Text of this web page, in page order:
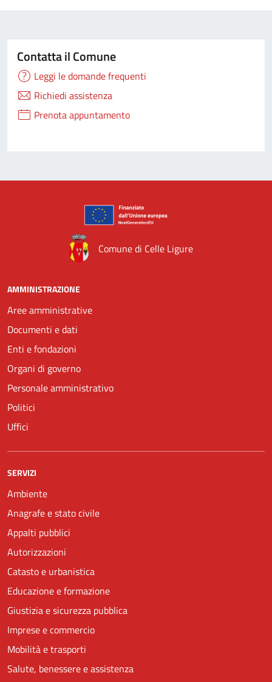
Contatta il Comune
Leggi le domande frequenti
Richiedi assistenza
Prenota appuntamento
Comune di Celle Ligure
AMMINISTRAZIONE
Aree amministrative
Documenti e dati
Enti e fondazioni
Organi di governo
Personale amministrativo
Politici
Uffici
SERVIZI
Ambiente
Anagrafe e stato civile
Appalti pubblici
Autorizzazioni
Catasto e urbanistica
Educazione e formazione
Giustizia e sicurezza pubblica
Imprese e commercio
Mobilità e trasporti
Salute, benessere e assistenza